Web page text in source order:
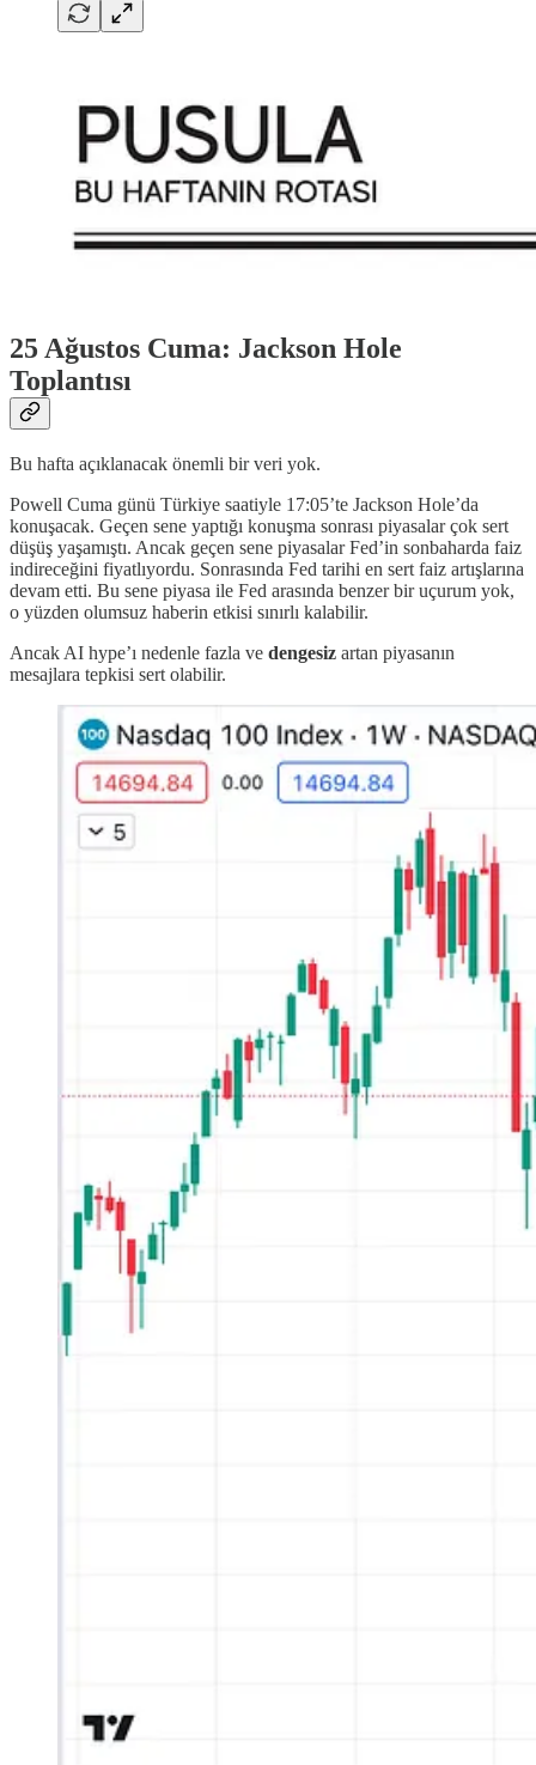
25 Ağustos Cuma: Jackson Hole
Toplantısı
Bu hafta açıklanacak önemli bir veri yok.
Powell Cuma günü Türkiye saatiyle 17:05’te Jackson Hole’da
konuşacak. Geçen sene yaptığı konuşma sonrası piyasalar çok sert
düşüş yaşamıştı. Ancak geçen sene piyasalar Fed’in sonbaharda faiz
indireceğini fiyatlıyordu. Sonrasında Fed tarihi en sert faiz artışlarına
devam etti. Bu sene piyasa ile Fed arasında benzer bir uçurum yok,
o yüzden olumsuz haberin etkisi sınırlı kalabilir.
Ancak AI hype’ı nedenle fazla ve dengesiz artan piyasanın
mesajlara tepkisi sert olabilir.